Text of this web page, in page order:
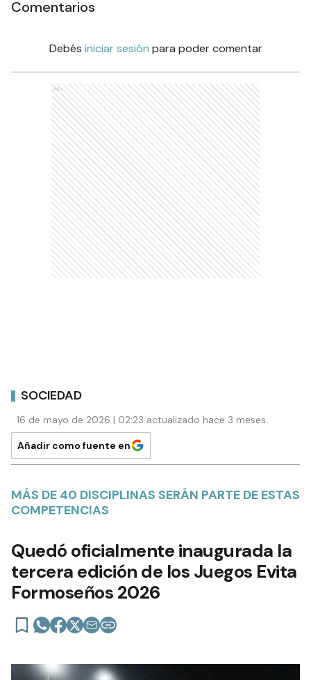
Comentarios
Debés iniciar sesión para poder comentar
Ads
SOCIEDAD
16 de mayo de 2026 | 02:23 actualizado hace 3 meses
Añadir como fuente en
MÁS DE 40 DISCIPLINAS SERÁN PARTE DE ESTAS
COMPETENCIAS
Quedó oficialmente inaugurada la
tercera edición de los Juegos Evita
Formoseños 2026